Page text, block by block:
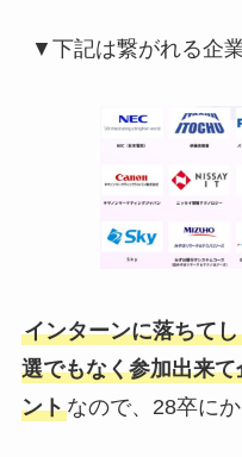
▼下記は繋がれる企
インターンに落ちて
選でもなく参加出来
ントなので、28卒に